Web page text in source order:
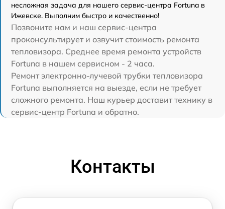
несложная задача для нашего сервис-центра Fortuna в
Ижевске. Выполним быстро и качественно!
Позвоните нам и наш сервис-центра
проконсультирует и озвучит стоимость ремонта
тепловизора. Среднее время ремонта устройств
Fortuna в нашем сервисном - 2 часа.
Ремонт электронно-лучевой трубки тепловизора
Fortuna выполняется на выезде, если не требует
сложного ремонта. Наш курьер доставит технику в
сервис-центр Fortuna и обратно.
Контакты